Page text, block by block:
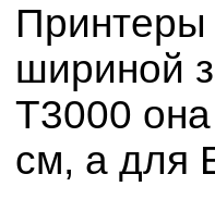
Принтеры
шириной
T3000
см, а для